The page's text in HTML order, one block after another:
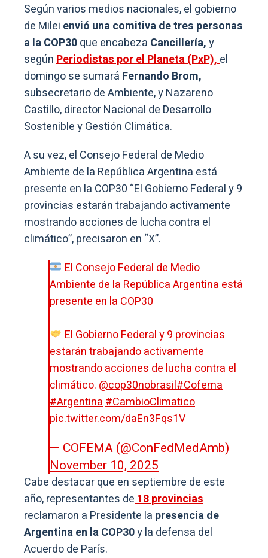
Según varios medios nacionales, el gobierno
de Milei envió una comitiva de tres personas
a la COP30que encabeza Cancillería,y
segúnPeriodistas por el Planeta (PxP),el
domingo se sumará Fernando Brom,
subsecretario de Ambiente, y Nazareno
Castillo, director Nacional de Desarrollo
Sostenible y Gestión Climática.
A su vez, el Consejo Federal de Medio
Ambiente de la República Argentina está
presente en la COP30 “El Gobierno Federal y 9
provincias estarán trabajando activamente
mostrando acciones de lucha contra el
climático”, precisaron en “X”.
El Consejo Federal de Medio
Ambiente de la República Argentina está
presente en la COP30
El Gobierno Federal y 9 provincias
estarán trabajando activamente
mostrando acciones de lucha contra el
climático. @cop30nobrasil#Cofema
#Argentina#CambioClimatico
pic.twitter.com/daEn3Fqs1V
— COFEMA (@ConFedMedAmb)
November 10, 2025
Cabe destacar que en septiembre de este
año, representantes de18 provincias
reclamaron a Presidente la presencia de
Argentina en la COP30y la defensa del
Acuerdo de París.